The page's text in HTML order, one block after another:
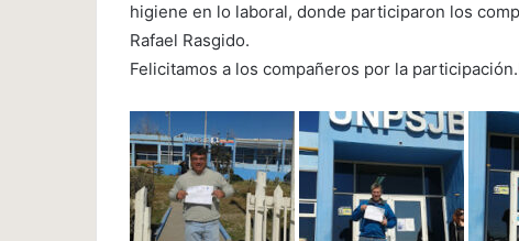
higiene en lo laboral, donde participaron los
Rafael Rasgido.
Felicitamos a los compañeros por la